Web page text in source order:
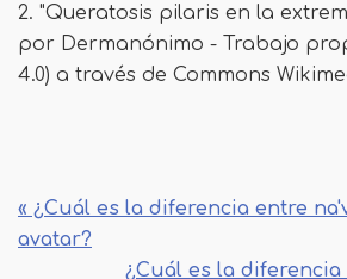
2. "Queratosis pilaris en la
por Dermanónimo - Trabajo
4.0) a través de Commons
« ¿Cuál es la diferencia entre
avatar?
¿Cuál es la